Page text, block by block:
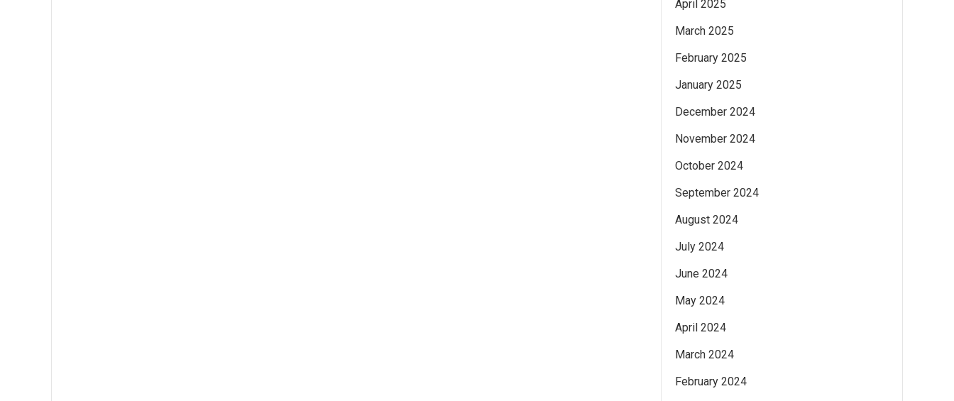
April 2025
March 2025
February 2025
January 2025
December 2024
November 2024
October 2024
September 2024
August 2024
July 2024
June 2024
May 2024
April 2024
March 2024
February 2024